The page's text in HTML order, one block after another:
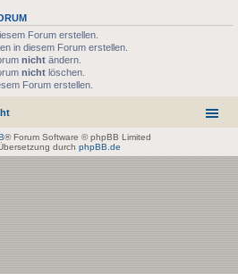
Forum erstellen.
in diesem Forum erstellen.
nicht ändern.
nicht löschen.
Forum erstellen.
® Forum Software © phpBB Limited
durch phpBB.de